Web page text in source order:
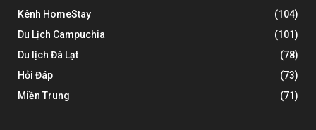
Kênh HomeStay
(104)
Du Lịch Campuchia
(101)
Du lịch Đà Lạt
(78)
Hỏi Đáp
(73)
Miền Trung
(71)